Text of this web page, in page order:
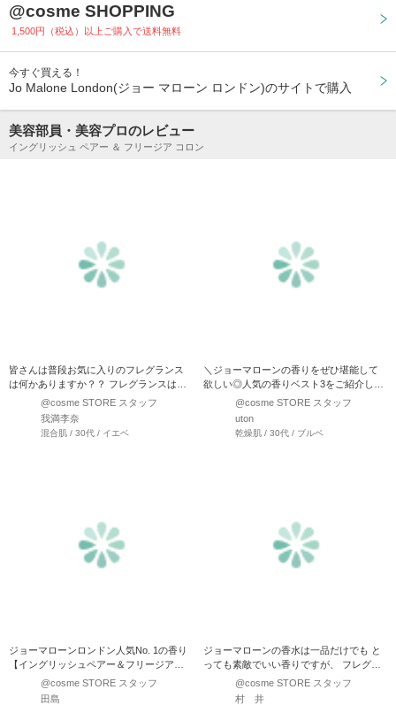
@cosme SHOPPING
1,500円（税込）以上ご購入で送料無料
今すぐ買える！
Jo Malone London(ジョー マローン ロンドン)のサイトで購入
美容部員・美容プロのレビュー
イングリッシュ ペアー ＆ フリージア コロン
皆さんは普段お気に入りのフレグランス
は何かありますか？？ フレグランスは香
りで印象を与えたり、 …
@cosme STORE スタッフ
我満李奈
混合肌 / 30代 / イエベ
＼ジョーマローンの香りをぜひ堪能して
欲しい◎人気の香りベスト3をご紹介しま
す／ 今回は、英国…
@cosme STORE スタッフ
uton
乾燥肌 / 30代 / ブルベ
ジョーマローンロンドン人気No. 1の香り
【イングリッシュペアー＆フリージア】
沢山ある中でどれ…
@cosme STORE スタッフ
田島
ジョーマローンの香水は一品だけでも と
っても素敵でいい香りですが、 フレグラ
ンスコンバイニング…
@cosme STORE スタッフ
村 井